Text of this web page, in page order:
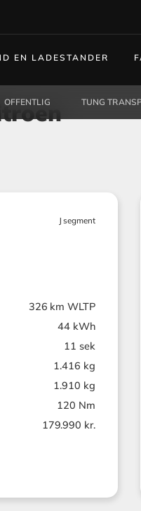
EN LADESTANDER
OFFENTLIG TUNG
J segment
326 km WLTP
44 kWh
11 sek
1.416 kg
1.910 kg
120 Nm
179.990 kr.